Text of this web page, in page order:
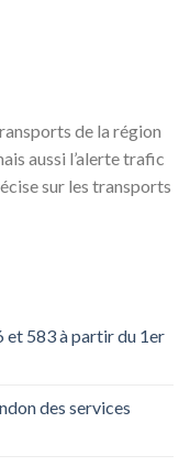
de la région
aussi l’alerte trafic
sur les transports
et 583 à partir du 1er
des services